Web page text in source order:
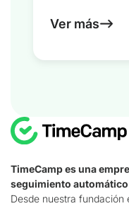
Ver más
TimeCamp es una
seguimiento
Desde nuestra